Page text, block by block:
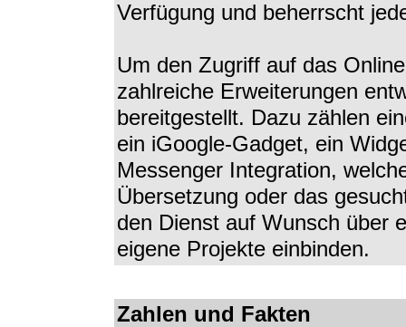
Verfügung und beherrscht
Um den Zugriff auf das
zahlreiche Erweiterungen
bereitgestellt. Dazu zählen
ein iGoogle-Gadget, ein
Messenger Integration,
Übersetzung oder das
den Dienst auf Wunsch über
eigene Projekte einbinden.
Zahlen und Fakten